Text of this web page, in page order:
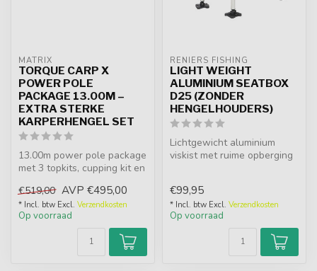
MATRIX
TORQUE CARP X
POWER POLE
PACKAGE 13.00M –
EXTRA STERKE
KARPERHENGEL SET
13.00m power pole package
met 3 topkits, cupping kit en
€519,00 AVP €495,00
* Incl. btw Excl. Verzendkosten
Op voorraad
RENIERS FISHING
LIGHT WEIGHT
ALUMINIUM SEATBOX
D25 (ZONDER
HENGELHOUDERS)
Lichtgewicht aluminium
viskist met ruime opberging
€99,95
* Incl. btw Excl. Verzendkosten
Op voorraad